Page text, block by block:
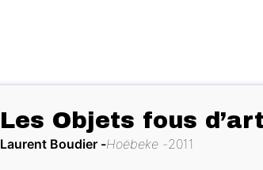
Les Objets fous
Laurent Boudier Hoëbeke 2011